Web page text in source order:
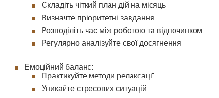
Складіть чіткий план дій на місяць
Визначте пріоритетні завдання
Розподіліть час між роботою та відпочинком
Регулярно аналізуйте свої досягнення
Емоційний баланс:
Практикуйте методи релаксації
Уникайте стресових ситуацій